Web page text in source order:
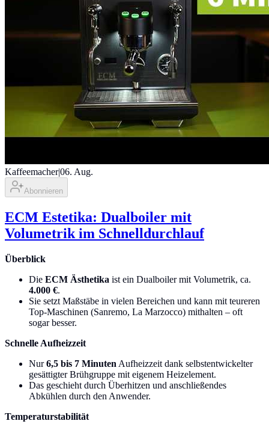
Kaffeemacher|06. Aug.
Abonnieren
ECM Estetika: Dualboiler mit
Volumetrik im Schnelldurchlauf
Überblick
Die ECM Ästhetika ist ein Dualboiler mit Volumetrik, ca.
4.000 €.
Sie setzt Maßstäbe in vielen Bereichen und kann mit teureren
Top-Maschinen (Sanremo, La Marzocco) mithalten – oft
sogar besser.
Schnelle Aufheizzeit
Nur6,5 bis 7 Minuten Aufheizzeit dank selbstentwickelter
gesättigter Brühgruppe mit eigenem Heizelement.
Das geschieht durch Überhitzen und anschließendes
Abkühlen durch den Anwender.
Temperaturstabilität